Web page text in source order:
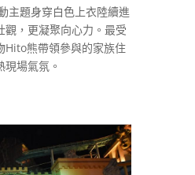
主題身穿白色上衣陸續進
觀，更凝聚向心力。最受
Hito熊帶領參與的家族住
場氣氛。